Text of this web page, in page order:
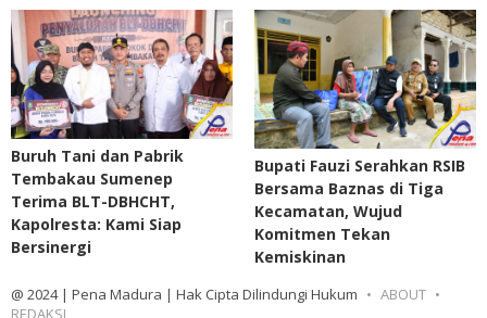
Buruh Tani dan Pabrik
Tembakau Sumenep
Terima BLT-DBHCHT,
Kapolresta: Kami Siap
Bersinergi
Bupati Fauzi Serahkan RSIB
Bersama Baznas di Tiga
Kecamatan, Wujud
Komitmen Tekan
Kemiskinan
@ 2024 | Pena Madura | Hak Cipta Dilindungi Hukum
ABOUT
REDAKSI